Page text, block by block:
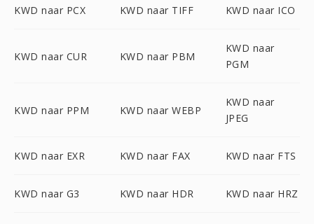
KWD naar PCX KWD naar TIFF KWD naar ICO
KWD naar CUR KWD naar PBM
KWD naar
PGM
KWD naar PPM KWD naar WEBP
KWD naar
JPEG
KWD naar EXR KWD naar FAX KWD naar FTS
KWD naar G3 KWD naar HDR KWD naar HRZ